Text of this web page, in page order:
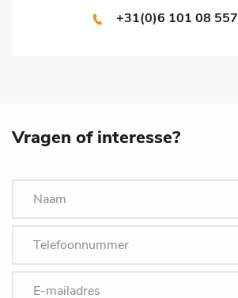
+31(0)6 101 08 557
Vragen of interesse?